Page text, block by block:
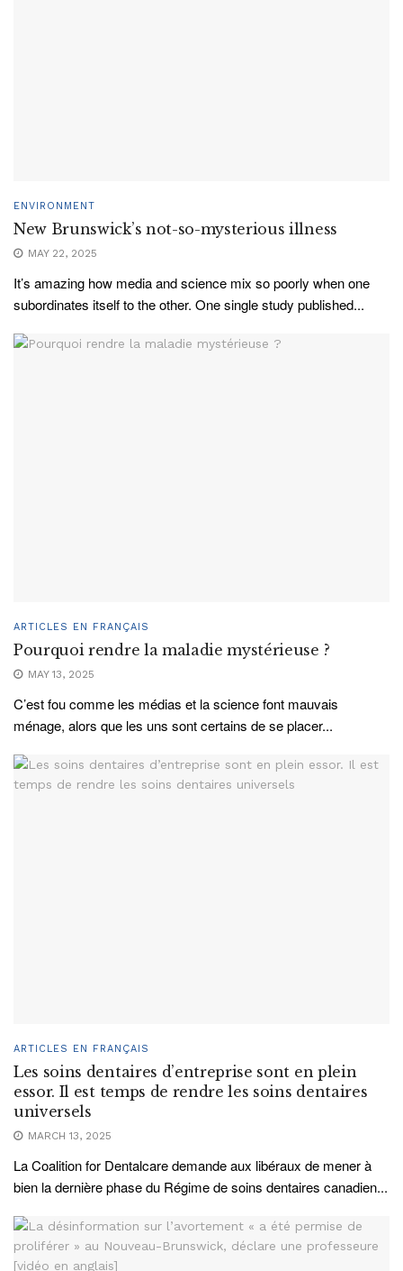
ENVIRONMENT
New Brunswick’s not-so-mysterious illness
MAY 22, 2025
It’s amazing how media and science mix so poorly when one
subordinates itself to the other. One single study published...
ARTICLES EN FRANÇAIS
Pourquoi rendre la maladie mystérieuse ?
MAY 13, 2025
C’est fou comme les médias et la science font mauvais
ménage, alors que les uns sont certains de se placer...
ARTICLES EN FRANÇAIS
Les soins dentaires d’entreprise sont en plein
essor. Il est temps de rendre les soins dentaires
universels
MARCH 13, 2025
La Coalition for Dentalcare demande aux libéraux de mener à
bien la dernière phase du Régime de soins dentaires canadien...